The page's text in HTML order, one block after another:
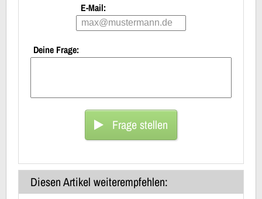
E-Mail:
Deine Frage:
Frage stellen
Diesen Artikel weiterempfehlen: